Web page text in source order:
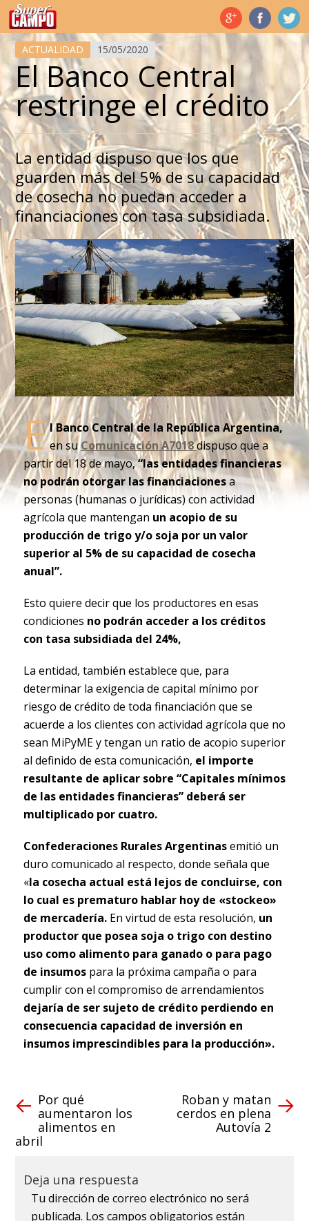
Temas de hoy
ACTUALIDAD 15/05/2020
El Banco Central
restringe el crédito
La entidad dispuso que los que
guarden más del 5% de su capacidad
de cosecha no puedan acceder a
financiaciones con tasa subsidiada.
E l Banco Central de la República Argentina,
en suComunicación A7018dispuso que a
partir del 18 de mayo,“las entidades financieras
no podrán otorgar las financiacionesa
personas (humanas o jurídicas) con actividad
agrícola que mantengan un acopio de su
producción de trigo y/o soja por un valor
superior al 5% de su capacidad de cosecha
anual”.
Esto quiere decir que los productores en esas
condiciones no podrán acceder a los créditos
con tasa subsidiada del 24%,
La entidad, también establece que, para
determinar la exigencia de capital mínimo por
riesgo de crédito de toda financiación que se
acuerde a los clientes con actividad agrícola que no
sean MiPyME y tengan un ratio de acopio superior
al definido de esta comunicación, el importe
resultante de aplicar sobre “Capitales mínimos
de las entidades financieras” deberá ser
multiplicado por cuatro.
Confederaciones Rurales Argentinasemitió un
duro comunicado al respecto, donde señala que
«la cosecha actual está lejos de concluirse, con
lo cual es prematuro hablar hoy de «stockeo»
de mercadería. En virtud de esta resolución, un
productor que posea soja o trigo con destino
uso como alimento para ganado o para pago
de insumospara la próxima campaña o para
cumplir con el compromiso de arrendamientos
dejaría de ser sujeto de crédito perdiendo en
consecuencia capacidad de inversión en
insumos imprescindibles para la producción».
Por qué
aumentaron los
alimentos en
abril
Roban y matan
cerdos en plena
Autovía 2
Deja una respuesta
Tu dirección de correo electrónico no será
publicada. Los campos obligatorios están